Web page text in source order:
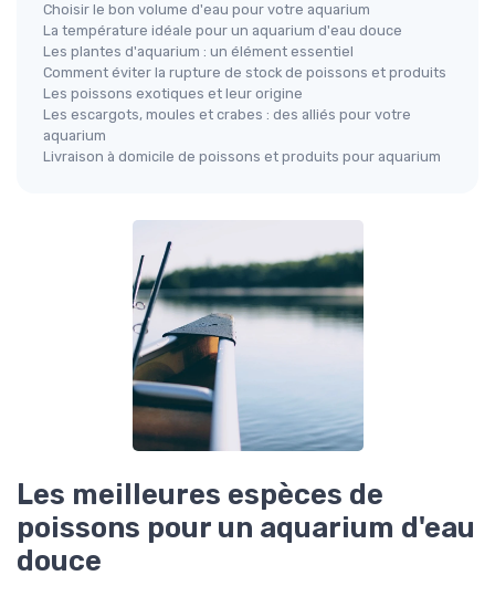
Choisir le bon volume d'eau pour votre aquarium
La température idéale pour un aquarium d'eau douce
Les plantes d'aquarium : un élément essentiel
Comment éviter la rupture de stock de poissons et produits
Les poissons exotiques et leur origine
Les escargots, moules et crabes : des alliés pour votre
aquarium
Livraison à domicile de poissons et produits pour aquarium
Les meilleures espèces de
poissons pour un aquarium d'eau
douce